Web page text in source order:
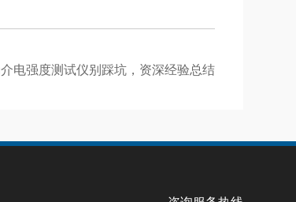
电强度测试仪别踩坑，资深经验总结